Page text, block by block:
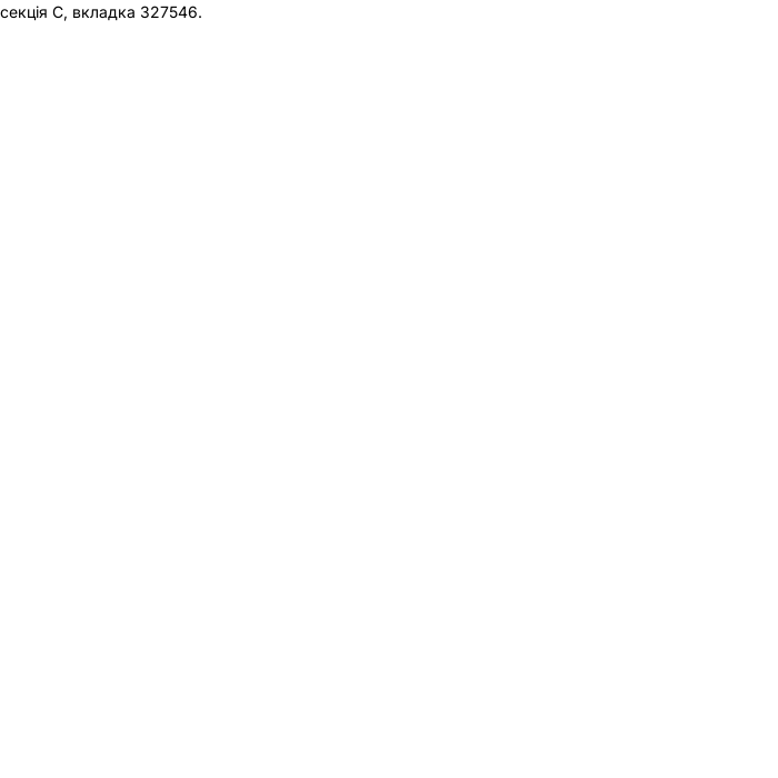
C, вкладка 327546.